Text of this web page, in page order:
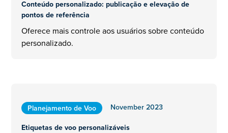
Conteúdo personalizado: publicação e elevação de
pontos de referência
Oferece mais controle aos usuários sobre conteúdo
personalizado.
Planejamento de Voo
November 2023
Etiquetas de voo personalizáveis